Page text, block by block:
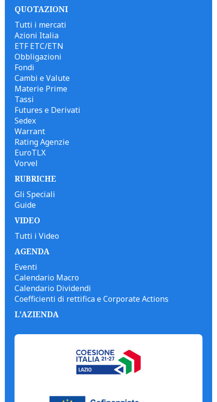
QUOTAZIONI
Tutti i mercati
Azioni Italia
ETF ETC/ETN
Obbligazioni
Fondi
Cambi e Valute
Materie Prime
Tassi
Futures e Derivati
Sedex
Warrant
Rating Agenzie
EuroTLX
Vorvel
RUBRICHE
Gli Speciali
Guide
VIDEO
Tutti i Video
AGENDA
Eventi
Calendario Macro
Calendario Dividendi
Coefficienti di rettifica e Corporate Actions
L'AZIENDA